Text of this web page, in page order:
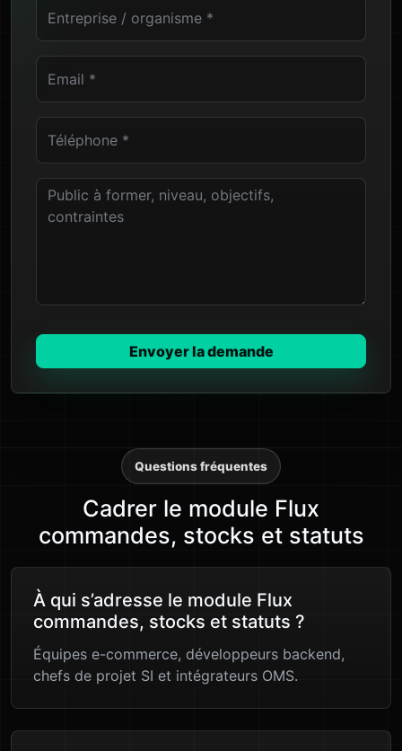
Entreprise ou organisme
Email professionnel
Téléphone
Public à former, niveau, objectifs et contraintes
Envoyer la demande
Questions fréquentes
Cadrer le module Flux
commandes, stocks et statuts
À qui s’adresse le module Flux
commandes, stocks et statuts ?
Équipes e-commerce, développeurs backend,
chefs de projet SI et intégrateurs OMS.